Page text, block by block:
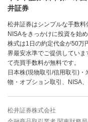
井証券
松井証券はシンプルな手数
NISAをきっかけに投資を始
株式は1日の約定代金が50万
界最安水準でご提供してい
て売買手数料が無料です。
日本株(現物取引/信用取引)
物・オプション取引、NISA
松井証券株式会社